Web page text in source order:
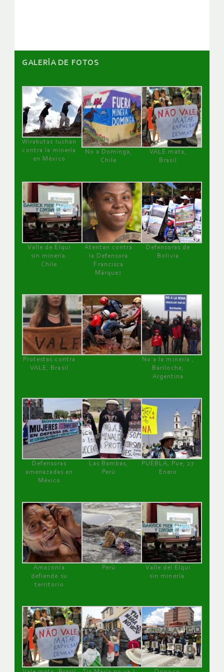
GALERÌA DE FOTOS
Wirakutas luchan
contra la minería
en México
No a Dominga,
Chile
VALE mata,
Brasil
Valle de Elqui
sin minería.
Chile
Atentan contra
la Defensora
Francisca
Márquez
Defensoras de
Bolivia
Protestas contra
VALE, Brasil
No a la minería ,
Bariloche,
Argentina
Defensoras
amenazadas en
México
Las Bambas,
Perú
PUEBLA, Pue, 27
Enero
Amazonía
defiende su
territorio
Perú
Valle del Elqui
sin minería.